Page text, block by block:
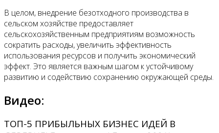
В целом, внедрение безотходного производства в
сельском хозяйстве предоставляет
сельскохозяйственным предприятиям возможность
сократить расходы, увеличить эффективность
использования ресурсов и получить экономический
эффект. Это является важным шагом к устойчивому
развитию и содействию сохранению окружающей среды.
Видео:
ТОП-5 ПРИБЫЛЬНЫХ БИЗНЕС ИДЕЙ В